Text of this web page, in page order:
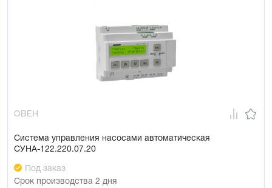
ОВЕН
Система управления насосами автоматическая
СУНА-122.220.07.20
Под заказ
Срок производства 2 дня